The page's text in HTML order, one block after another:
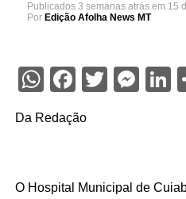
Publicados 3 semanas atrás em 15
Por Edição Afolha News MT
WhatsApp
Facebook
Twitter
Da Redação
O Hospital Municipal de